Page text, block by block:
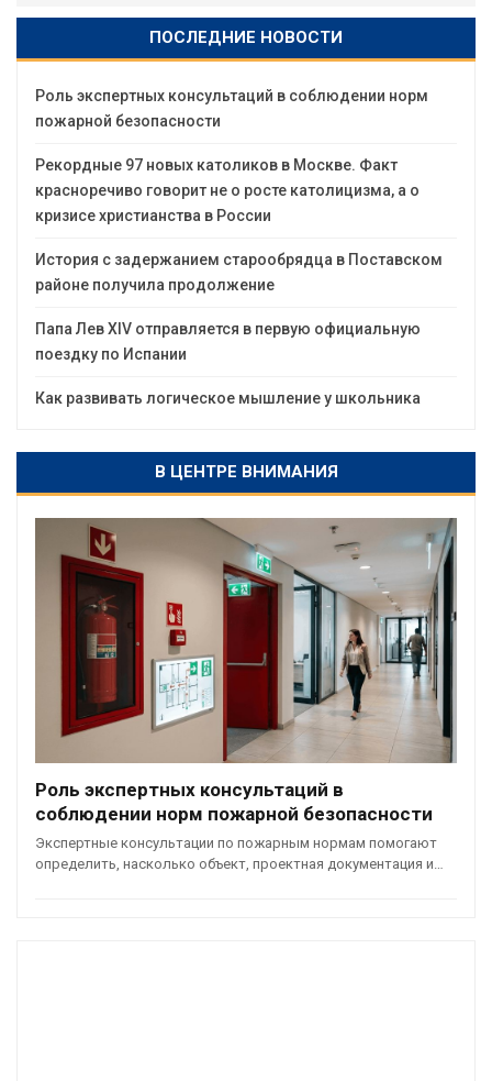
ПОСЛЕДНИЕ НОВОСТИ
Роль экспертных консультаций в соблюдении норм
пожарной безопасности
Рекордные 97 новых католиков в Москве. Факт
красноречиво говорит не о росте католицизма, а о
кризисе христианства в России
История с задержанием старообрядца в Поставском
районе получила продолжение
Папа Лев XIV отправляется в первую официальную
поездку по Испании
Как развивать логическое мышление у школьника
В ЦЕНТРЕ ВНИМАНИЯ
Роль экспертных консультаций в
соблюдении норм пожарной безопасности
Экспертные консультации по пожарным нормам помогают
определить, насколько объект, проектная документация и…